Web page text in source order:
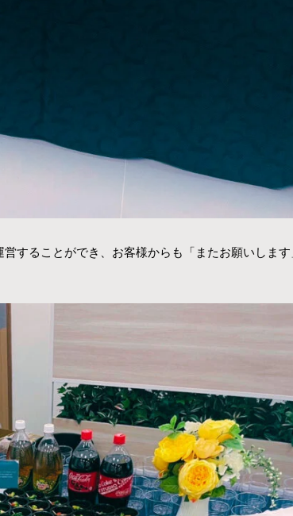
することができ、お客様からも「またお願いします